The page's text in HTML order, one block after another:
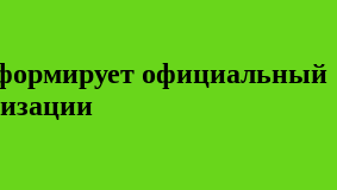
официальный